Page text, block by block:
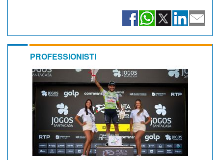
PROFESSIONISTI